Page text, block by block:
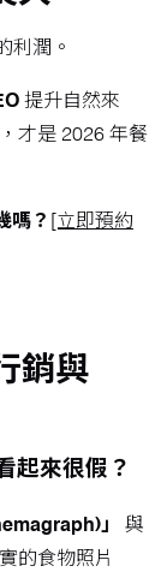
利潤。
提升自然來
才是 2026 年餐
嗎？
[立即預約
銷與
起來很假？
」
與
的食物照片